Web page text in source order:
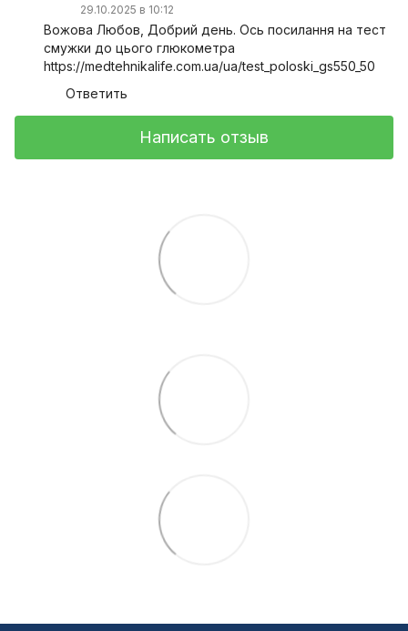
29.10.2025 в 10:12
Вожова Любов, Добрий день. Ось посилання на тест
смужки до цього глюкометра
https://medtehnikalife.com.ua/ua/test_poloski_gs550_50
Ответить
Написать отзыв